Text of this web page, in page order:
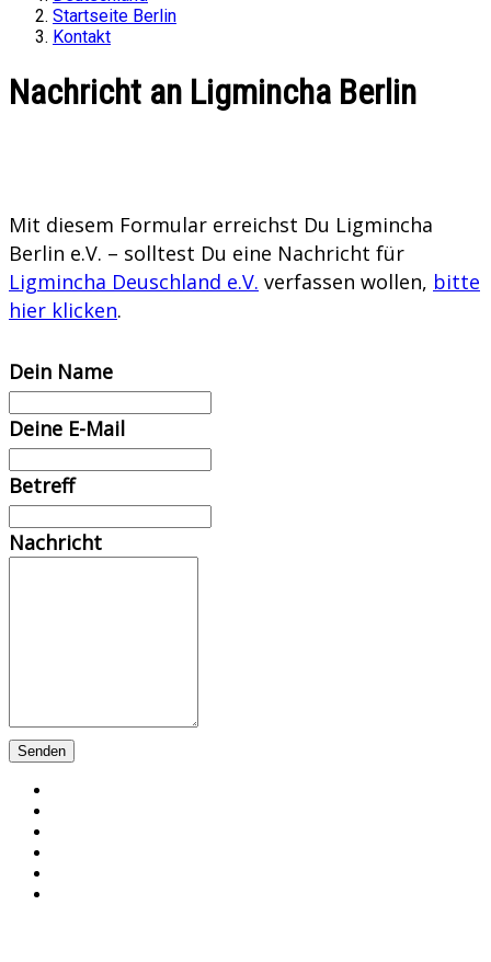
Startseite Berlin
Kontakt
Nachricht an Ligmincha Berlin
Mit diesem Formular erreichst Du Ligmincha
Berlin e.V. – solltest Du eine Nachricht für
Ligmincha Deuschland e.V. verfassen wollen, bitte
hier klicken.
Dein Name
Deine E-Mail
Betreff
Nachricht
Senden